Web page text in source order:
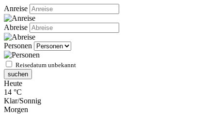
Anreise
Abreise
Personen
Reisedatum unbekannt
suchen
Heute
14 °C
Klar/Sonnig
Morgen